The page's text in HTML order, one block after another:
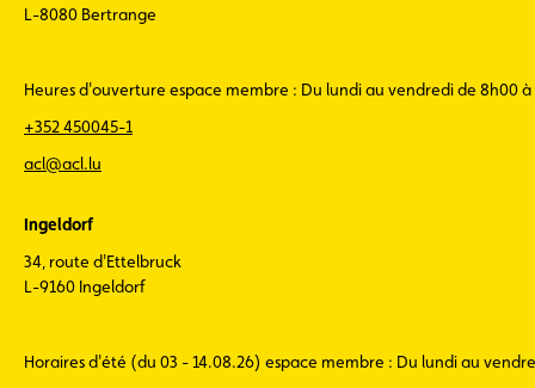
L-8080 Bertrange
Heures d'ouverture espace membre : Du lundi au vendredi de 8h00 à
+352 450045-1
acl@acl.lu
Ingeldorf
34, route d'Ettelbruck
L-9160 Ingeldorf
Horaires d'été (du 03 - 14.08.26) espace membre : Du lundi au